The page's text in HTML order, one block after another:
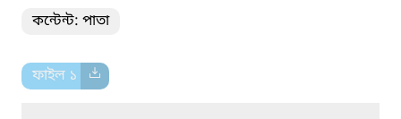
কন্টেন্ট: পাতা
ফাইল ১